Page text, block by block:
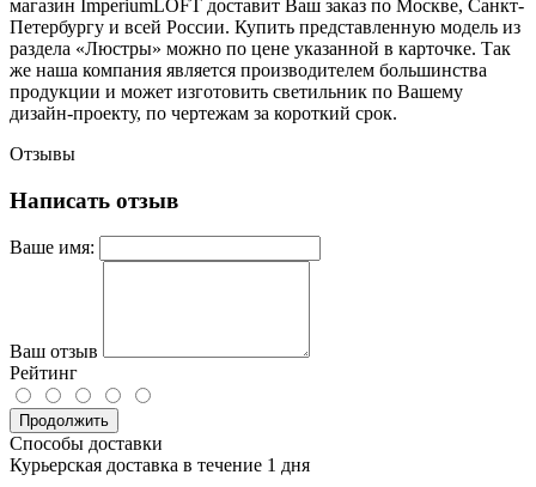
магазин ImperiumLOFT доставит Ваш заказ по Москве, Санкт-
Петербургу и всей России. Купить представленную модель из
раздела «Люстры» можно по цене указанной в карточке. Так
же наша компания является производителем большинства
продукции и может изготовить светильник по Вашему
дизайн-проекту, по чертежам за короткий срок.
Отзывы
Написать отзыв
Ваше имя:
Ваш отзыв
Рейтинг
Продолжить
Способы доставки
Курьерская доставка в течение 1 дня